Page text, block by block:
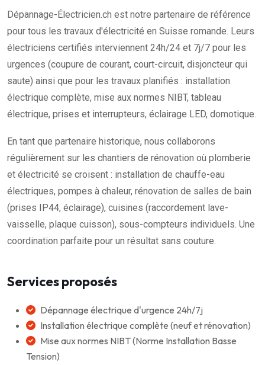
Dépannage-Électricien.ch est notre partenaire de référence
pour tous les travaux d'électricité en Suisse romande. Leurs
électriciens certifiés interviennent 24h/24 et 7j/7 pour les
urgences (coupure de courant, court-circuit, disjoncteur qui
saute) ainsi que pour les travaux planifiés : installation
électrique complète, mise aux normes NIBT, tableau
électrique, prises et interrupteurs, éclairage LED, domotique.
En tant que partenaire historique, nous collaborons
régulièrement sur les chantiers de rénovation où plomberie
et électricité se croisent : installation de chauffe-eau
électriques, pompes à chaleur, rénovation de salles de bain
(prises IP44, éclairage), cuisines (raccordement lave-
vaisselle, plaque cuisson), sous-compteurs individuels. Une
coordination parfaite pour un résultat sans couture.
Services proposés
Dépannage électrique d'urgence 24h/7j
Installation électrique complète (neuf et rénovation)
Mise aux normes NIBT (Norme Installation Basse
Tension)